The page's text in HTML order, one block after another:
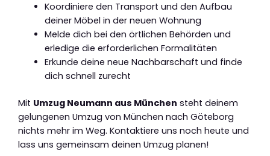
Koordiniere den Transport und den Aufbau
deiner Möbel in der neuen Wohnung
Melde dich bei den örtlichen Behörden und
erledige die erforderlichen Formalitäten
Erkunde deine neue Nachbarschaft und finde
dich schnell zurecht
Mit Umzug Neumann aus München steht deinem
gelungenen Umzug von München nach Göteborg
nichts mehr im Weg. Kontaktiere uns noch heute und
lass uns gemeinsam deinen Umzug planen!